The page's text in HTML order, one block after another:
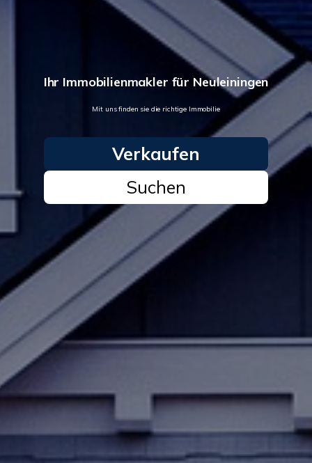
Ihr Immobilienmakler für Neuleiningen
Mit uns finden sie die richtige Immobilie
Verkaufen
Suchen